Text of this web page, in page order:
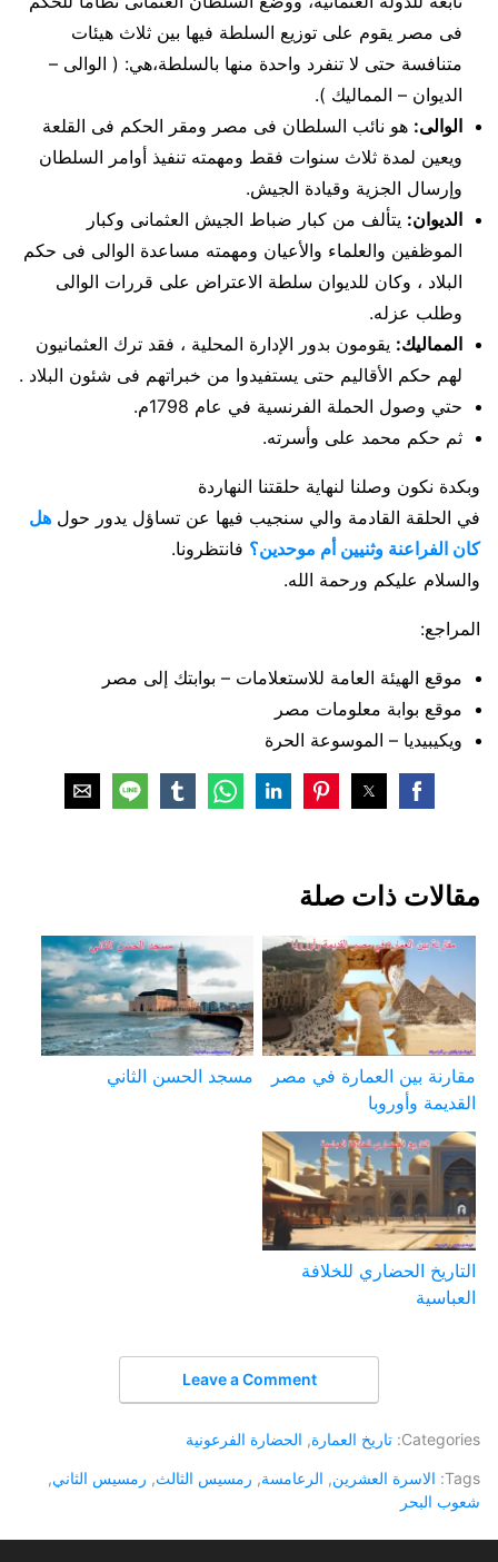
فى مصر يقوم على توزيع السلطة فيها بين ثلاث هيئات
متنافسة حتى لا تنفرد واحدة منها بالسلطة،هي: ( الوالى –
الديوان – المماليك ).
الوالى: هو نائب السلطان فى مصر ومقر الحكم فى القلعة
ويعين لمدة ثلاث سنوات فقط ومهمته تنفيذ أوامر السلطان
وإرسال الجزية وقيادة الجيش.
الديوان: يتألف من كبار ضباط الجيش العثمانى وكبار
الموظفين والعلماء والأعيان ومهمته مساعدة الوالى فى حكم
البلاد ، وكان للديوان سلطة الاعتراض على قررات الوالى
وطلب عزله.
المماليك: يقومون بدور الإدارة المحلية ، فقد ترك العثمانيون
لهم حكم الأقاليم حتى يستفيدوا من خبراتهم فى شئون البلاد .
حتي وصول الحملة الفرنسية في عام 1798م.
ثم حكم محمد على وأسرته.
وبكدة نكون وصلنا لنهاية حلقتنا النهاردة
في الحلقة القادمة والي سنجيب فيها عن تساؤل يدور حول هل
كان الفراعنة وثنيين أم موحدين؟ فانتظرونا.
والسلام عليكم ورحمة الله.
المراجع:
موقع الهيئة العامة للاستعلامات – بوابتك إلى مصر
موقع بوابة معلومات مصر
ويكيبيديا – الموسوعة الحرة
مقالات ذات صلة
مقارنة بين العمارة في مصر
القديمة وأوروبا
مسجد الحسن الثاني
التاريخ الحضاري للخلافة
العباسية
Leave a Comment
Categories: تاريخ العمارة, الحضارة الفرعونية
Tags: الاسرة العشرين, الرعامسة, رمسيس الثالث, رمسيس الثاني,
شعوب البحر